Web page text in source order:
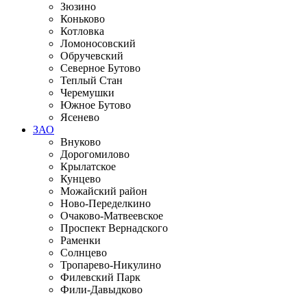
Зюзино
Коньково
Котловка
Ломоносовский
Обручевский
Северное Бутово
Теплый Стан
Черемушки
Южное Бутово
Ясенево
ЗАО
Внуково
Дорогомилово
Крылатское
Кунцево
Можайский район
Ново-Переделкино
Очаково-Матвеевское
Проспект Вернадского
Раменки
Солнцево
Тропарево-Никулино
Филевский Парк
Фили-Давыдково